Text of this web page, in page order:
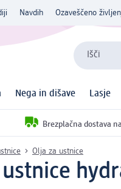
Navdih Ozaveščeno
Išči
Nega in dišave Lasje
Brezplačna dostava
Olja za ustnice